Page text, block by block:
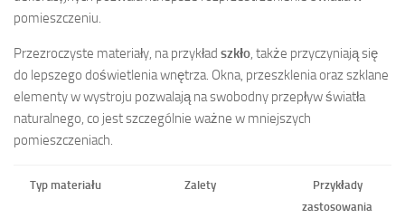
pomieszczeniu.
Przezroczyste materiały, na przykład szkło, także przyczyniają się
do lepszego doświetlenia wnętrza. Okna, przeszklenia oraz szklane
elementy w wystroju pozwalają na swobodny przepływ światła
naturalnego, co jest szczególnie ważne w mniejszych
pomieszczeniach.
Typ materiału Zalety
Przykłady
zastosowania